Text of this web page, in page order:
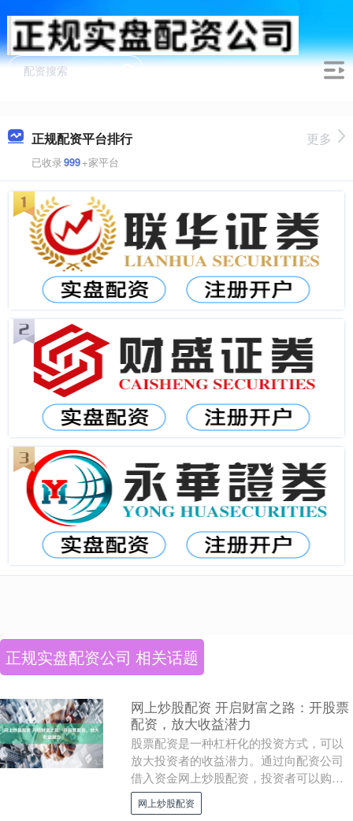
正规配资平台排行
已收录999+家平台
更多
正规实盘配资公司 相关话题
网上炒股配资 开启财富之路：开股票
配资，放大收益潜力
股票配资是一种杠杆化的投资方式，可以
放大投资者的收益潜力。通过向配资公司
借入资金网上炒股配资，投资者可以购买
更多股票，从而增加潜在的回报。 青岛期
货配资是指由正....
网上炒股配资